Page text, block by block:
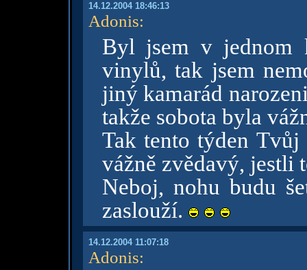
14.12.2004 18:46:13
Adonis:
Byl jsem v jednom
vinylů, tak jsem
jiný kamarád
takže sobota byla
Tak tento týden Tvůj
vážně zvědavý, jestli
Neboj, nohu budu
zaslouží.
14.12.2004 11:07:18
Adonis: